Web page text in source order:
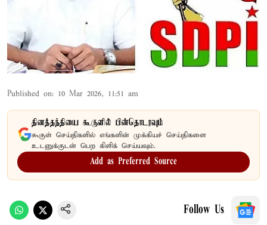
Published on: 10 Mar 2026, 11:51 am
தினத்தந்தியை கூகுளில் பின்தொடரவும்
கூகுள் செய்திகளில் எங்களின் முக்கியச் செய்திகளை
உடனுக்குடன் பெற கிளிக் செய்யவும்.
Add as Preferred Source
Follow Us